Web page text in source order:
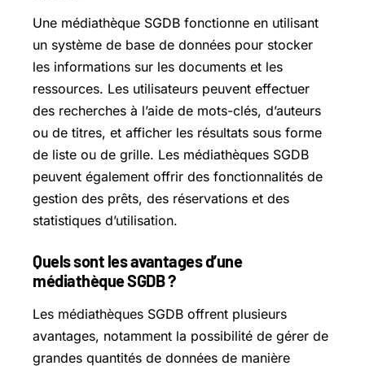
Une médiathèque SGDB fonctionne en utilisant
un système de base de données pour stocker
les informations sur les documents et les
ressources. Les utilisateurs peuvent effectuer
des recherches à l’aide de mots-clés, d’auteurs
ou de titres, et afficher les résultats sous forme
de liste ou de grille. Les médiathèques SGDB
peuvent également offrir des fonctionnalités de
gestion des prêts, des réservations et des
statistiques d’utilisation.
Quels sont les avantages d’une
médiathèque SGDB ?
Les médiathèques SGDB offrent plusieurs
avantages, notamment la possibilité de gérer de
grandes quantités de données de manière